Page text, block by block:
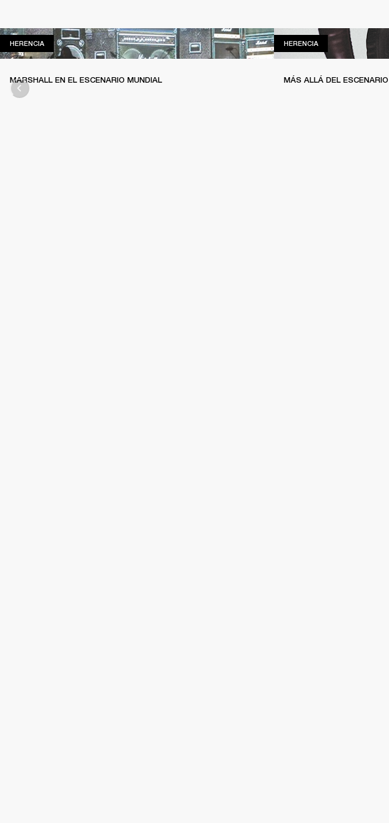
HERENCIAHERENCIA
MARSHALL EN EL ESCENARIO MUNDIAL
HERENCIAHERENCIA
MÁS ALLÁ DEL ESCENARIO